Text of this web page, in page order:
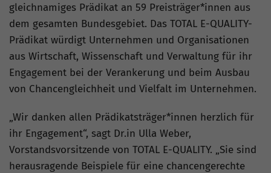
gleichnamiges Prädikat an 59 Preisträger*innen aus
dem gesamten Bundesgebiet. Das TOTAL E-QUALITY-
Prädikat würdigt Unternehmen und Organisationen
aus Wirtschaft, Wissenschaft und Verwaltung für ihr
Engagement bei der Verankerung und beim Ausbau
von Chancengleichheit und Vielfalt im Unternehmen.
„Wir danken allen Prädikatsträger*innen herzlich für
ihr Engagement“, sagt Dr.in Ulla Weber,
Vorstandsvorsitzende von TOTAL E-QUALITY. „Sie sind
herausragende Beispiele für eine chancengerechte